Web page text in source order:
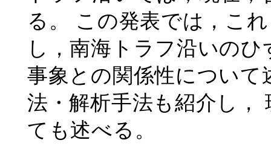
る。 この発表では，こ
し，南海トラフ沿いの
事象との関係性につい
法・解析手法も紹介し，
ても述べる。